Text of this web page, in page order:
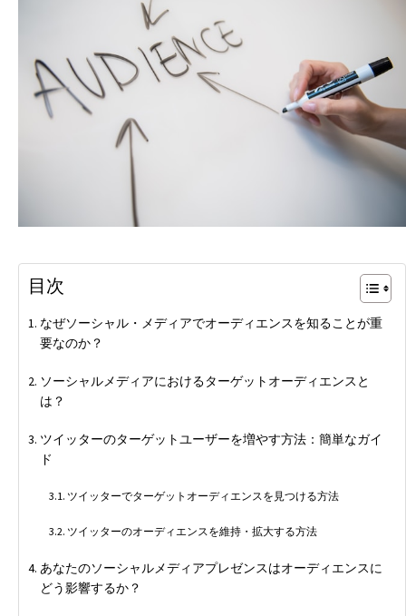
目次
なぜソーシャル・メディアでオーディエンスを知ることが重
要なのか？
ソーシャルメディアにおけるターゲットオーディエンスと
は？
ツイッターのターゲットユーザーを増やす方法：簡単なガイ
ド
ツイッターでターゲットオーディエンスを見つける方法
ツイッターのオーディエンスを維持・拡大する方法
あなたのソーシャルメディアプレゼンスはオーディエンスに
どう影響するか？